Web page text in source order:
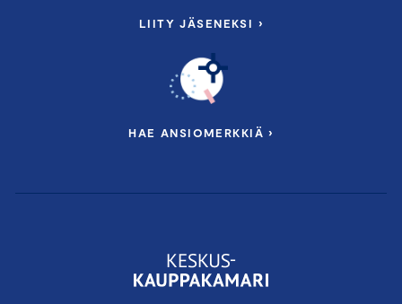
LIITY JÄSENEKSI ›
HAE ANSIOMERKKIÄ ›